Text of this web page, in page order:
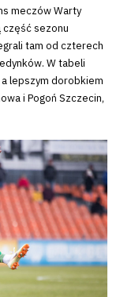
meczów Warty
część sezonu
tam od czterech
W tabeli
a lepszym dorobkiem
i Pogoń Szczecin,